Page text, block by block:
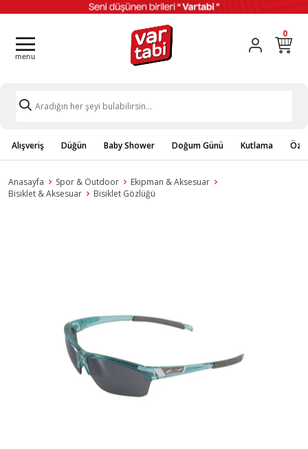
0
Alışveriş Düğün Baby Shower Doğum Günü Kutlama
Anasayfa Spor & Outdoor
Ekipman & Aksesuar
Bisiklet & Aksesuar
Bisiklet Gözlüğü